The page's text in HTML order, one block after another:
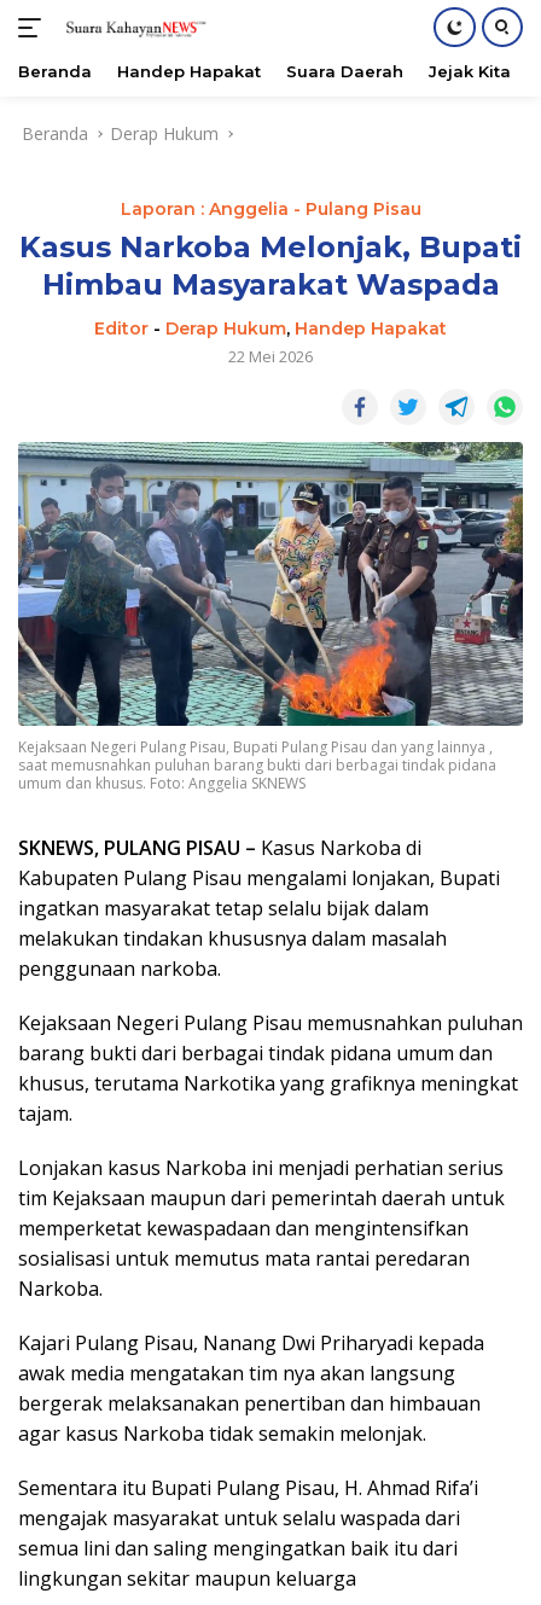
Beranda Handep Hapakat Suara Daerah Jejak Kita
Beranda Derap Hukum
Laporan : Anggelia - Pulang Pisau
Kasus Narkoba Melonjak, Bupati
Himbau Masyarakat Waspada
Editor - Derap Hukum, Handep Hapakat
22 Mei 2026
Kejaksaan Negeri Pulang Pisau, Bupati Pulang Pisau dan yang lainnya ,
saat memusnahkan puluhan barang bukti dari berbagai tindak pidana
umum dan khusus. Foto: Anggelia SKNEWS
SKNEWS, PULANG PISAU – Kasus Narkoba di
Kabupaten Pulang Pisau mengalami lonjakan, Bupati
ingatkan masyarakat tetap selalu bijak dalam
melakukan tindakan khususnya dalam masalah
penggunaan narkoba.
Kejaksaan Negeri Pulang Pisau memusnahkan puluhan
barang bukti dari berbagai tindak pidana umum dan
khusus, terutama Narkotika yang grafiknya meningkat
tajam.
Lonjakan kasus Narkoba ini menjadi perhatian serius
tim Kejaksaan maupun dari pemerintah daerah untuk
memperketat kewaspadaan dan mengintensifkan
sosialisasi untuk memutus mata rantai peredaran
Narkoba.
Kajari Pulang Pisau, Nanang Dwi Priharyadi kepada
awak media mengatakan tim nya akan langsung
bergerak melaksanakan penertiban dan himbauan
agar kasus Narkoba tidak semakin melonjak.
Sementara itu Bupati Pulang Pisau, H. Ahmad Rifa’i
mengajak masyarakat untuk selalu waspada dari
semua lini dan saling mengingatkan baik itu dari
lingkungan sekitar maupun keluarga